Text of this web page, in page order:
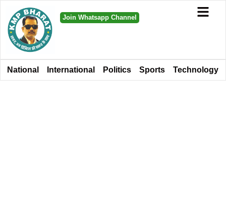
Join Whatsapp Channel
National International Politics Sports Technology